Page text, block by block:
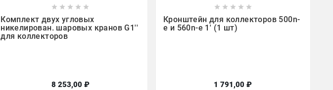
    
Комплект двух угловых
никелирован. шаровых кранов G1''
для коллекторов
8 253,00 ₽
    
Кронштейн для коллекторов 500n-
e и 560n-e 1' (1 шт)
1 791,00 ₽